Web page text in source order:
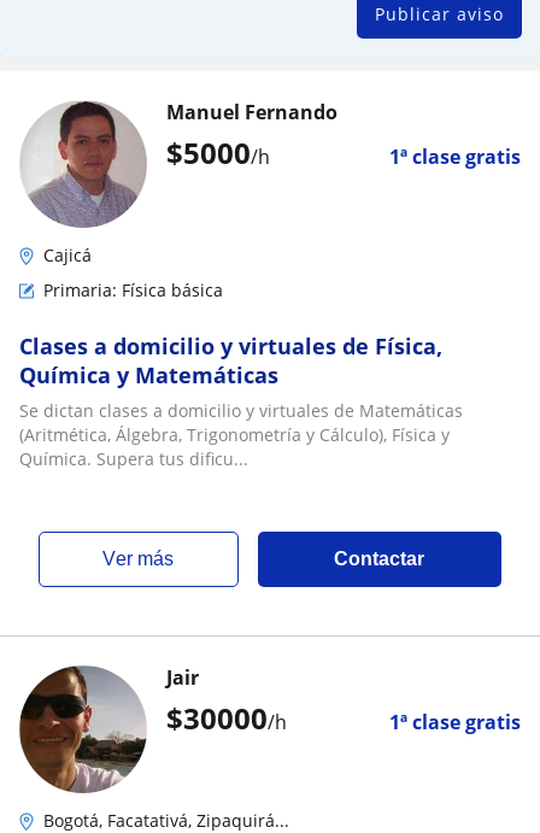
Publicar aviso
$5000/h 1ª clase gratis
Manuel Fernando
Cajicá
Primaria: Física básica
Clases a domicilio y virtuales de Física,
Química y Matemáticas
Se dictan clases a domicilio y virtuales de Matemáticas
(Aritmética, Álgebra, Trigonometría y Cálculo), Física y
Química. Supera tus dificu...
ver más Contactar
$30000/h 1ª clase gratis
Jair
Bogotá, Facatativá, Zipaquirá...